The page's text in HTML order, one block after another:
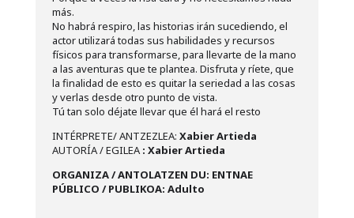
más.
No habrá respiro, las historias irán sucediendo, el
actor utilizará todas sus habilidades y recursos
físicos para transformarse, para llevarte de la mano
a las aventuras que te plantea. Disfruta y ríete, que
la finalidad de esto es quitar la seriedad a las cosas
y verlas desde otro punto de vista.
Tú tan solo déjate llevar que él hará el resto
INTÉRPRETE/ ANTZEZLEA: Xabier Artieda
AUTORÍA / EGILEA: Xabier Artieda
ORGANIZA / ANTOLATZEN DU: ENTNAE
PÚBLICO / PUBLIKOA: Adulto